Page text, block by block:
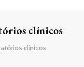
clínicos
clínicos